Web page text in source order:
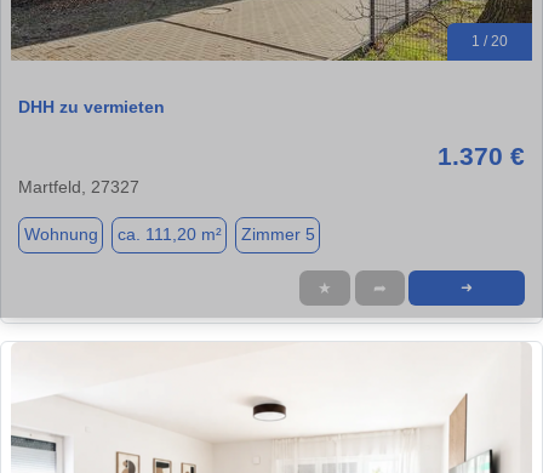
1 / 20
DHH zu vermieten
1.370 €
Martfeld, 27327
Wohnung ca. 111,20 m² Zimmer 5
★ ➦ ➜